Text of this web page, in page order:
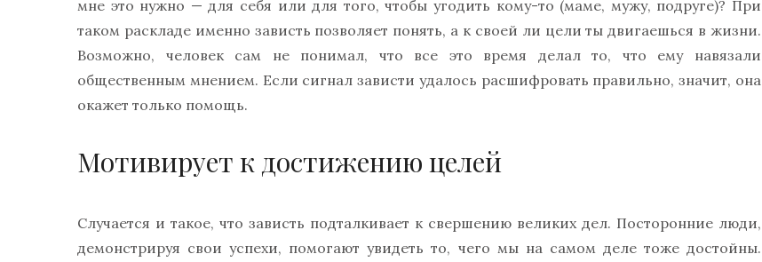
мне это нужно — для себя или для того, чтобы угодить кому-то (маме, мужу, подруге)? При
таком раскладе именно зависть позволяет понять, а к своей ли цели ты двигаешься в жизни.
Возможно, человек сам не понимал, что все это время делал то, что ему навязали
общественным мнением. Если сигнал зависти удалось расшифровать правильно, значит, она
окажет только помощь.
Мотивирует к достижению целей
Случается и такое, что зависть подталкивает к свершению великих дел. Посторонние люди,
демонстрируя свои успехи, помогают увидеть то, чего мы на самом деле тоже достойны.